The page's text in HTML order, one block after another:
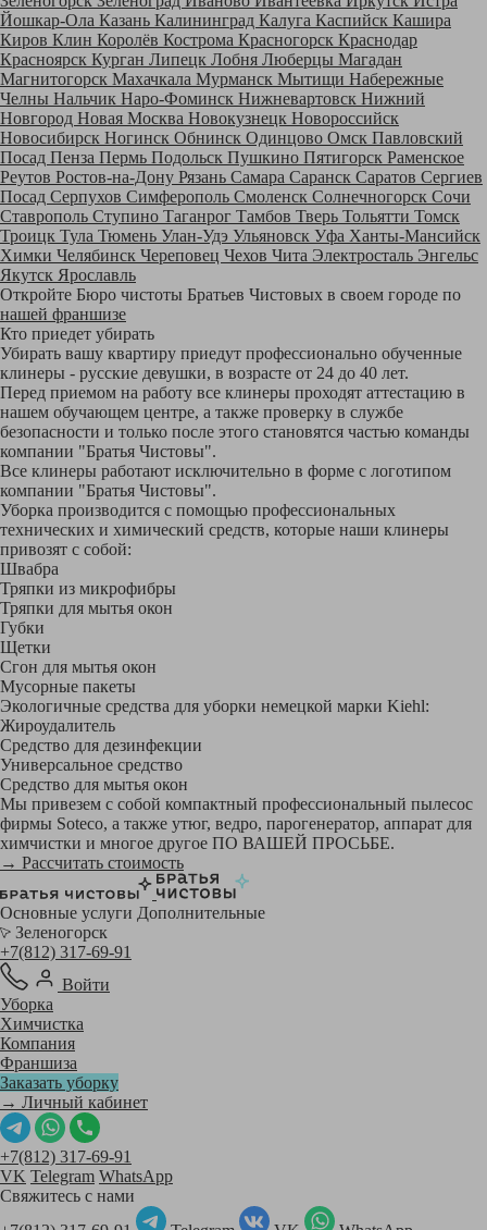
Йошкар-Ола Казань Калининград Калуга Каспийск Кашира
Киров Клин Королёв Кострома Красногорск Краснодар
Красноярск Курган Липецк Лобня Люберцы Магадан
Магнитогорск Махачкала Мурманск Мытищи Набережные
Челны Нальчик Наро-Фоминск Нижневартовск Нижний
Новгород Новая Москва Новокузнецк Новороссийск
Новосибирск Ногинск Обнинск Одинцово Омск Павловский
Посад Пенза Пермь Подольск Пушкино Пятигорск Раменское
Реутов Ростов-на-Дону Рязань Самара Саранск Саратов Сергиев
Посад Серпухов Симферополь Смоленск Солнечногорск Сочи
Ставрополь Ступино Таганрог Тамбов Тверь Тольятти Томск
Троицк Тула Тюмень Улан-Удэ Ульяновск Уфа Ханты-Мансийск
Химки Челябинск Череповец Чехов Чита Электросталь Энгельс
Якутск Ярославль
Откройте Бюро чистоты Братьев Чистовых в своем городе по
нашей франшизе
Кто приедет убирать
Убирать вашу квартиру приедут профессионально обученные
клинеры - русские девушки, в возрасте от 24 до 40 лет.
Перед приемом на работу все клинеры проходят аттестацию в
нашем обучающем центре, а также проверку в службе
безопасности и только после этого становятся частью команды
компании "Братья Чистовы".
Все клинеры работают исключительно в форме с логотипом
компании "Братья Чистовы".
Уборка производится с помощью профессиональных
технических и химический средств, которые наши клинеры
привозят с собой:
Швабра
Тряпки из микрофибры
Тряпки для мытья окон
Губки
Щетки
Сгон для мытья окон
Мусорные пакеты
Экологичные средства для уборки немецкой марки Kiehl:
Жироудалитель
Средство для дезинфекции
Универсальное средство
Средство для мытья окон
Мы привезем с собой компактный профессиональный пылесос
фирмы Soteco, а также утюг, ведро, парогенератор, аппарат для
химчистки и многое другое ПО ВАШЕЙ ПРОСЬБЕ.
→ Рассчитать стоимость
Основные услуги Дополнительные
Зеленогорск
+7(812) 317-69-91
Войти
Уборка
Химчистка
Компания
Франшиза
Заказать уборку
→ Личный кабинет
+7(812) 317-69-91
VK Telegram WhatsApp
Свяжитесь с нами